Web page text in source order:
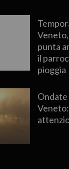
Veneto,
punta
il
pioggia
Ondate